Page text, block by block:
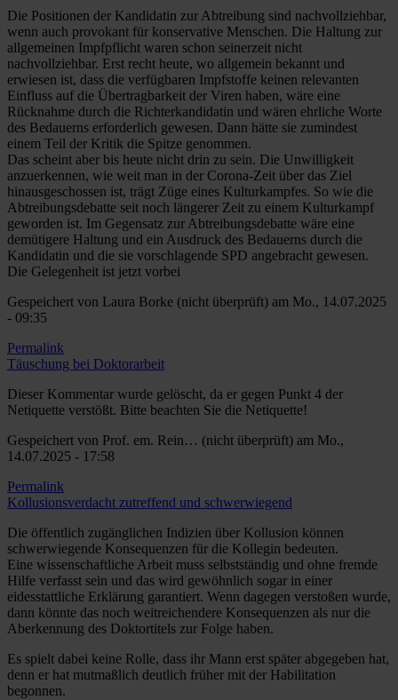
Die Positionen der Kandidatin zur Abtreibung sind nachvollziehbar,
wenn auch provokant für konservative Menschen. Die Haltung zur
allgemeinen Impfpflicht waren schon seinerzeit nicht
nachvollziehbar. Erst recht heute, wo allgemein bekannt und
erwiesen ist, dass die verfügbaren Impfstoffe keinen relevanten
Einfluss auf die Übertragbarkeit der Viren haben, wäre eine
Rücknahme durch die Richterkandidatin und wären ehrliche Worte
des Bedauerns erforderlich gewesen. Dann hätte sie zumindest
einem Teil der Kritik die Spitze genommen.
Das scheint aber bis heute nicht drin zu sein. Die Unwilligkeit
anzuerkennen, wie weit man in der Corona-Zeit über das Ziel
hinausgeschossen ist, trägt Züge eines Kulturkampfes. So wie die
Abtreibungsdebatte seit noch längerer Zeit zu einem Kulturkampf
geworden ist. Im Gegensatz zur Abtreibungsdebatte wäre eine
demütigere Haltung und ein Ausdruck des Bedauerns durch die
Kandidatin und die sie vorschlagende SPD angebracht gewesen.
Die Gelegenheit ist jetzt vorbei
Gespeichert von Laura Borke (nicht überprüft) am Mo., 14.07.2025
- 09:35
Permalink
Täuschung bei Doktorarbeit
Dieser Kommentar wurde gelöscht, da er gegen Punkt 4 der
Netiquette verstößt. Bitte beachten Sie die Netiquette!
Gespeichert von Prof. em. Rein… (nicht überprüft) am Mo.,
14.07.2025 - 17:58
Permalink
Kollusionsverdacht zutreffend und schwerwiegend
Die öffentlich zugänglichen Indizien über Kollusion können
schwerwiegende Konsequenzen für die Kollegin bedeuten.
Eine wissenschaftliche Arbeit muss selbstständig und ohne fremde
Hilfe verfasst sein und das wird gewöhnlich sogar in einer
eidesstattliche Erklärung garantiert. Wenn dagegen verstoßen wurde,
dann könnte das noch weitreichendere Konsequenzen als nur die
Aberkennung des Doktortitels zur Folge haben.
Es spielt dabei keine Rolle, dass ihr Mann erst später abgegeben hat,
denn er hat mutmaßlich deutlich früher mit der Habilitation
begonnen.